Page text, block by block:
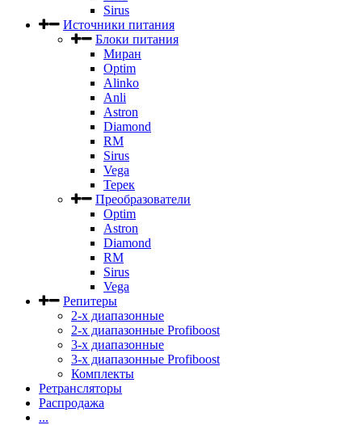
Sirus
Источники питания
Блоки питания
Миран
Optim
Alinko
Anli
Astron
Diamond
RM
Sirus
Vega
Терек
Преобразователи
Optim
Astron
Diamond
RM
Sirus
Vega
Репитеры
2-х диапазонные
2-х диапазонные Profiboost
3-х диапазонные
3-х диапазонные Profiboost
Комплекты
Ретрансляторы
Распродажа
...